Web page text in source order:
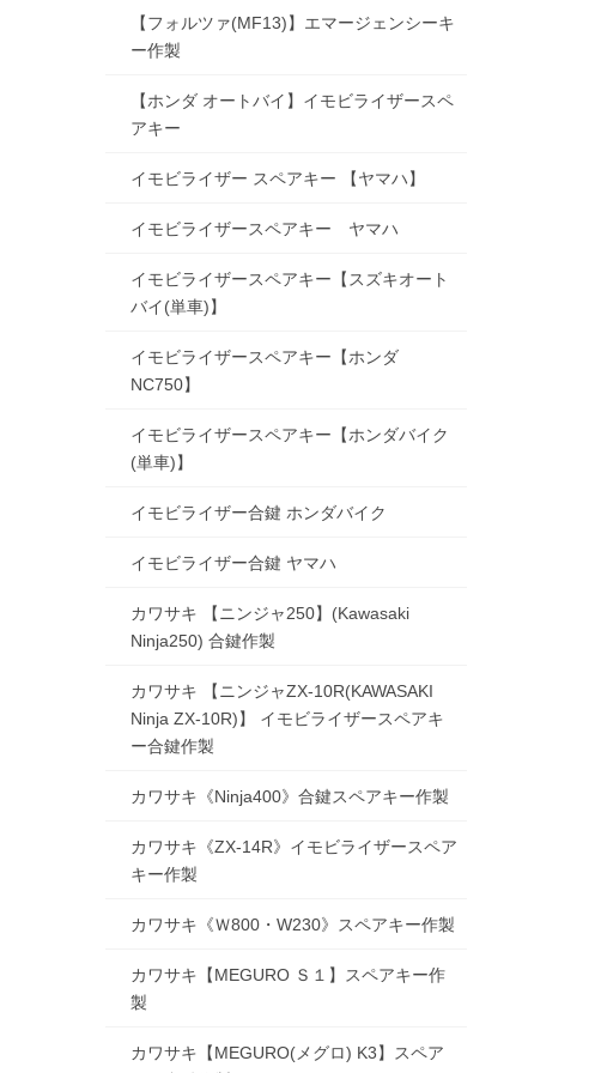
【フォルツァ(MF13)】エマージェンシーキ
ー作製
【ホンダ オートバイ】イモビライザースペ
アキー
イモビライザー スペアキー 【ヤマハ】
イモビライザースペアキー ヤマハ
イモビライザースペアキー【スズキオート
バイ(単車)】
イモビライザースペアキー【ホンダ
NC750】
イモビライザースペアキー【ホンダバイク
(単車)】
イモビライザー合鍵 ホンダバイク
イモビライザー合鍵 ヤマハ
カワサキ 【ニンジャ250】(Kawasaki
Ninja250) 合鍵作製
カワサキ 【ニンジャZX-10R(KAWASAKI
Ninja ZX-10R)】 イモビライザースペアキ
ー合鍵作製
カワサキ《Ninja400》合鍵スペアキー作製
カワサキ《ZX-14R》イモビライザースペア
キー作製
カワサキ《Ｗ800・W230》スペアキー作製
カワサキ【MEGURO Ｓ１】スペアキー作
製
カワサキ【MEGURO(メグロ) K3】スペア